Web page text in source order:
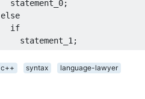
  statement_0
;
else
if
    statement_1
;
c++ syntax language-lawyer